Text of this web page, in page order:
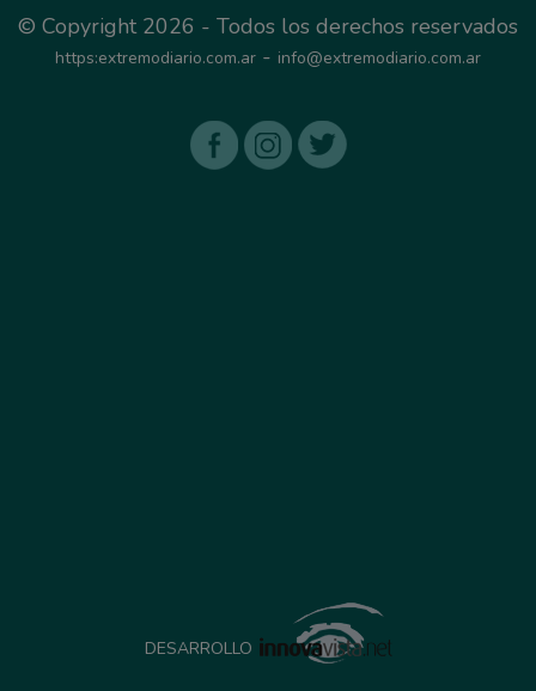
© Copyright 2026 - Todos los derechos reservados
https:extremodiario.com.ar - info@extremodiario.com.ar
DESARROLLO